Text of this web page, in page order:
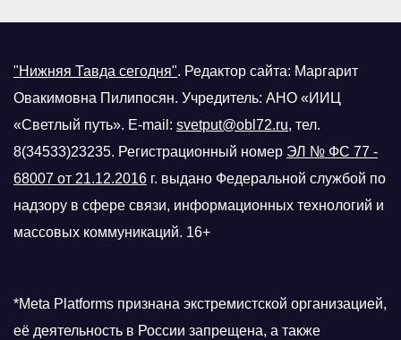
"Нижняя Тавда сегодня". Редактор сайта: Маргарит
Овакимовна Пилипосян. Учредитель: АНО «ИИЦ
«Светлый путь». E-mail: svetput@obl72.ru, тел.
8(34533)23235. Регистрационный номер ЭЛ № ФС 77 -
68007 от 21.12.2016 г. выдано Федеральной службой по
надзору в сфере связи, информационных технологий и
массовых коммуникаций. 16+
*Meta Platforms признана экстремистской организацией,
её деятельность в России запрещена, а также